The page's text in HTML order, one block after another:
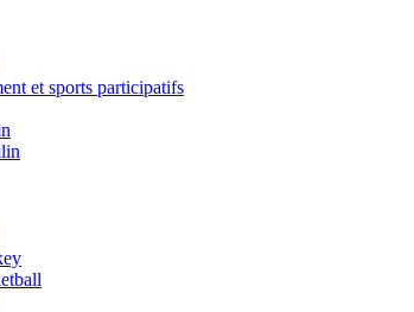
et sports participatifs